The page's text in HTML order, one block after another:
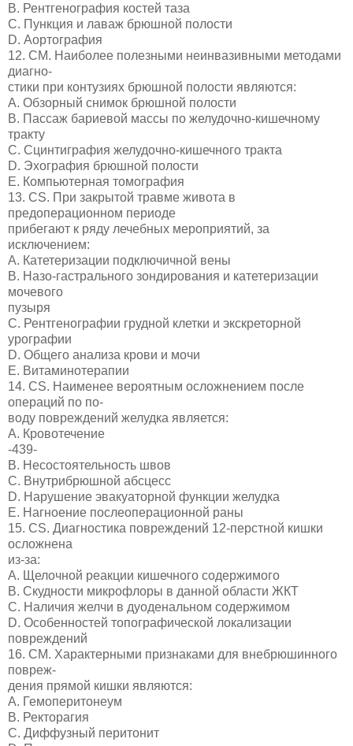
B. Рентгенография костей таза
C. Пункция и лаваж брюшной полости
D. Аортография
12. СМ. Наиболее полезными неинвазивными методами
диагно-
стики при контузиях брюшной полости являются:
A. Обзорный снимок брюшной полости
B. Пассаж бариевой массы по желудочно-кишечному
тракту
C. Сцинтиграфия желудочно-кишечного тракта
D. Эхография брюшной полости
E. Компьютерная томография
13. CS. При закрытой травме живота в
предоперационном периоде
прибегают к ряду лечебных мероприятий, за
исключением:
A. Катетеризации подключичной вены
B. Назо-гастрального зондирования и катетеризации
мочевого
пузыря
C. Рентгенографии грудной клетки и экскреторной
урографии
D. Общего анализа крови и мочи
E. Витаминотерапии
14. CS. Наименее вероятным осложнением после
операций по по-
воду повреждений желудка является:
А. Кровотечение
-439-
B. Несостоятельность швов
C. Внутрибрюшной абсцесс
D. Нарушение эвакуаторной функции желудка
E. Нагноение послеоперационной раны
15. CS. Диагностика повреждений 12-перстной кишки
осложнена
из-за:
A. Щелочной реакции кишечного содержимого
B. Скудности микрофлоры в данной области ЖКТ
C. Наличия желчи в дуоденальном содержимом
D. Особенностей топографической локализации
повреждений
16. СМ. Характерными признаками для внебрюшинного
повреж-
дения прямой кишки являются:
A. Гемоперитонеум
B. Ректорагия
C. Диффузный перитонит